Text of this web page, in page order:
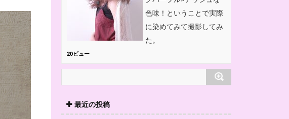
色味！ということで実際
に染めてみて撮影してみ
た。
20ビュー
最近の投稿